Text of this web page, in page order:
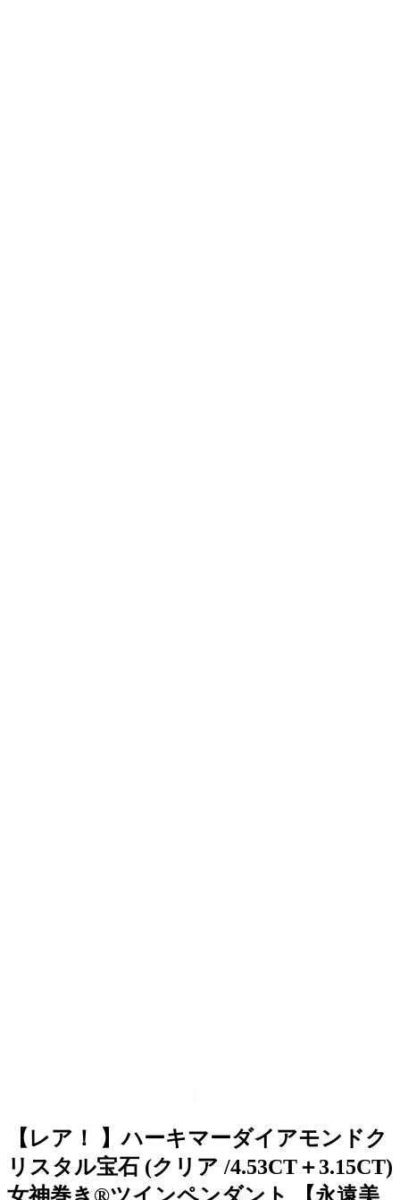
【レア！ 】ハーキマーダイアモンドク
リスタル宝石 (クリア /4.53CT＋3.15CT)